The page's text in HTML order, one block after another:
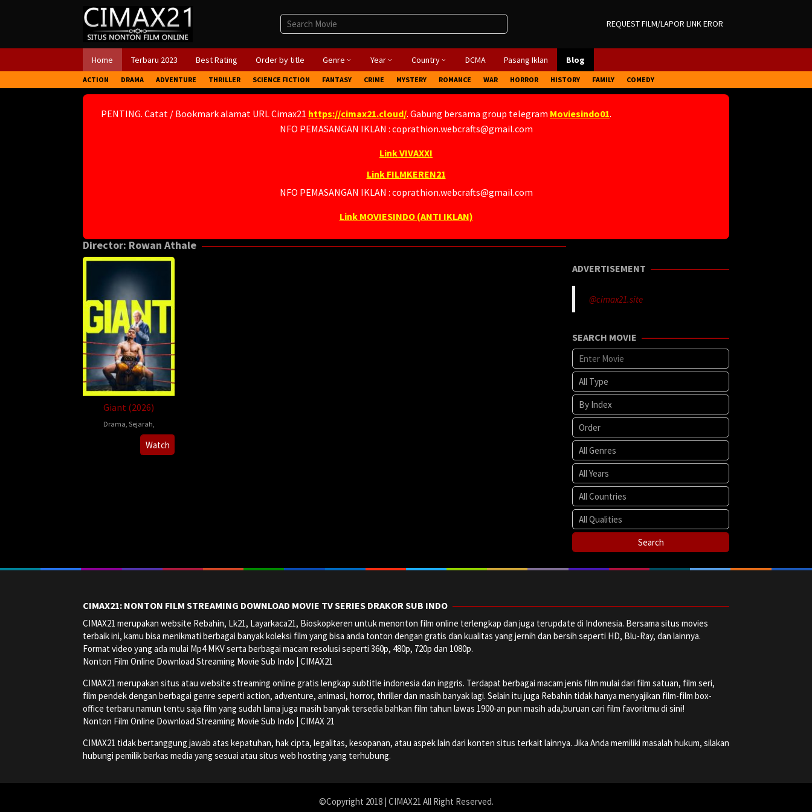
REQUEST FILM/LAPOR LINK EROR
Home Terbaru 2023 Best Rating Order by title Genre Year Country DCMA Pasang Iklan Blog
ACTION DRAMA ADVENTURE THRILLER SCIENCE FICTION FANTASY CRIME MYSTERY ROMANCE WAR HORROR HISTORY FAMILY COMEDY
PENTING. Catat / Bookmark alamat URL Cimax21 https://cimax21.cloud/ . Gabung bersama group telegram Moviesindo01.
NFO PEMASANGAN IKLAN : coprathion.webcrafts@gmail.com
Link VIVAXXI
Link FILMKEREN21
NFO PEMASANGAN IKLAN : coprathion.webcrafts@gmail.com
Link MOVIESINDO (ANTI IKLAN)
Director: Rowan Athale
Giant (2026)
Drama, Sejarah,
Rowan
Athale
Watch
ADVERTISEMENT
@cimax21.site
SEARCH MOVIE
CIMAX21: NONTON FILM STREAMING DOWNLOAD MOVIE TV SERIES DRAKOR SUB INDO
CIMAX21 merupakan website Rebahin, Lk21, Layarkaca21, Bioskopkeren untuk menonton film online terlengkap dan juga terupdate di Indonesia. Bersama situs movies
terbaik ini, kamu bisa menikmati berbagai banyak koleksi film yang bisa anda tonton dengan gratis dan kualitas yang jernih dan bersih seperti HD, Blu-Ray, dan lainnya.
Format video yang ada mulai Mp4 MKV serta berbagai macam resolusi seperti 360p, 480p, 720p dan 1080p.
Nonton Film Online Download Streaming Movie Sub Indo | CIMAX21
CIMAX21 merupakan situs atau website streaming online gratis lengkap subtitle indonesia dan inggris. Terdapat berbagai macam jenis film mulai dari film satuan, film seri,
film pendek dengan berbagai genre seperti action, adventure, animasi, horror, thriller dan masih banyak lagi. Selain itu juga Rebahin tidak hanya menyajikan film-film box-
office terbaru namun tentu saja film yang sudah lama juga masih banyak tersedia bahkan film tahun lawas 1900-an pun masih ada,buruan cari film favoritmu di sini!
Nonton Film Online Download Streaming Movie Sub Indo | CIMAX 21
CIMAX21 tidak bertanggung jawab atas kepatuhan, hak cipta, legalitas, kesopanan, atau aspek lain dari konten situs terkait lainnya. Jika Anda memiliki masalah hukum, silakan
hubungi pemilik berkas media yang sesuai atau situs web hosting yang terhubung.
©Copyright 2018 | CIMAX21 All Right Reserved.